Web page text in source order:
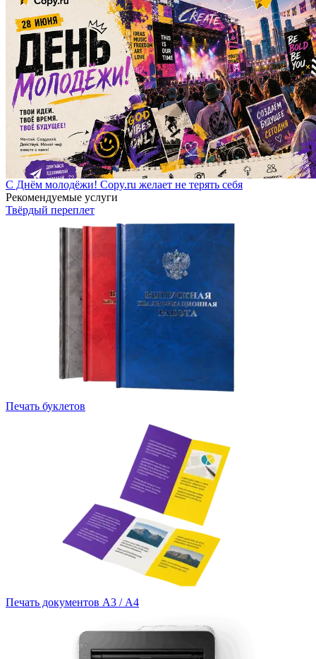
С Днём молодёжи! Copy.ru желает не терять себя
Рекомендуемые услуги
Твёрдый переплет
Печать буклетов
Печать документов А3 / А4